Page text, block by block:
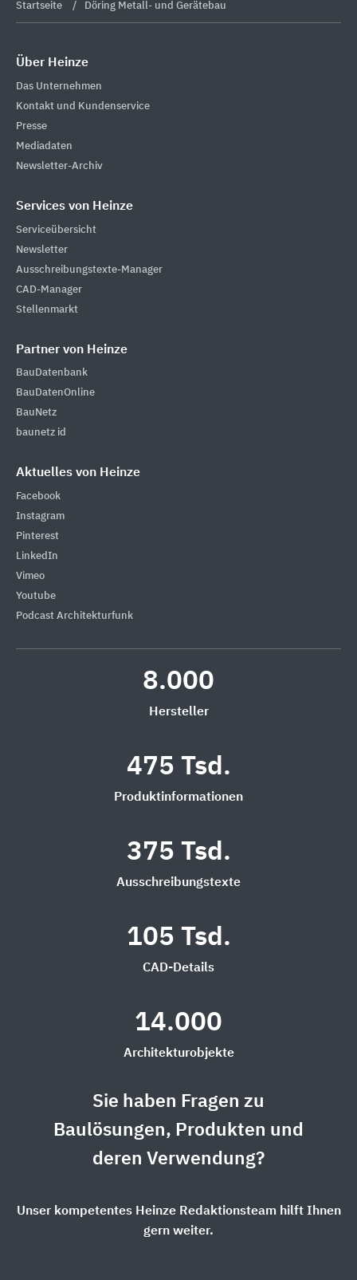
Startseite Döring Metall- und Gerätebau
Über Heinze
Das Unternehmen
Kontakt und Kundenservice
Presse
Mediadaten
Newsletter-Archiv
Services von Heinze
Serviceübersicht
Newsletter
Ausschreibungstexte-Manager
CAD-Manager
Stellenmarkt
Partner von Heinze
BauDatenbank
BauDatenOnline
BauNetz
baunetz id
Aktuelles von Heinze
Facebook
Instagram
Pinterest
LinkedIn
Vimeo
Youtube
Podcast Architekturfunk
8.000
Hersteller
475 Tsd.
Produktinformationen
375 Tsd.
Ausschreibungstexte
105 Tsd.
CAD-Details
14.000
Architekturobjekte
Sie haben Fragen zu
Baulösungen, Produkten und
deren Verwendung?
Unser kompetentes Heinze Redaktionsteam hilft Ihnen
gern weiter.